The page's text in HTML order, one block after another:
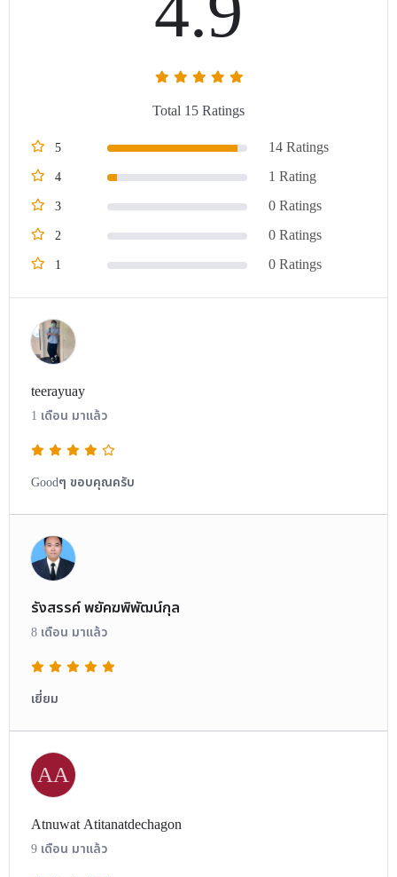
Total 15 Ratings
5 14 Ratings
4 1 Rating
3 0 Ratings
2 0 Ratings
1 0 Ratings
teerayuay
1 เดือน มาแล้ว
Goodๆ ขอบคุณครับ
รังสรรค์ พยัคฆพิพัฒน์กุล
8 เดือน มาแล้ว
เยี่ยม
AA
Atnuwat Atitanatdechagon
9 เดือน มาแล้ว